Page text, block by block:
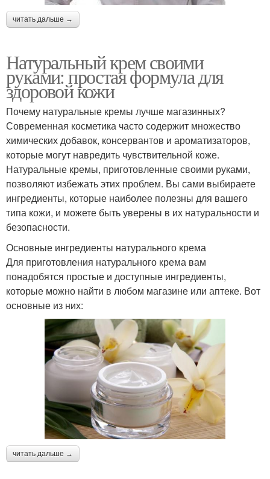
читать дальше →
Натуральный крем своими
руками: простая формула для
здоровой кожи
Почему натуральные кремы лучше магазинных?
Современная косметика часто содержит множество
химических добавок, консервантов и ароматизаторов,
которые могут навредить чувствительной коже.
Натуральные кремы, приготовленные своими руками,
позволяют избежать этих проблем. Вы сами выбираете
ингредиенты, которые наиболее полезны для вашего
типа кожи, и можете быть уверены в их натуральности и
безопасности.
Основные ингредиенты натурального крема
Для приготовления натурального крема вам
понадобятся простые и доступные ингредиенты,
которые можно найти в любом магазине или аптеке. Вот
основные из них:
читать дальше →